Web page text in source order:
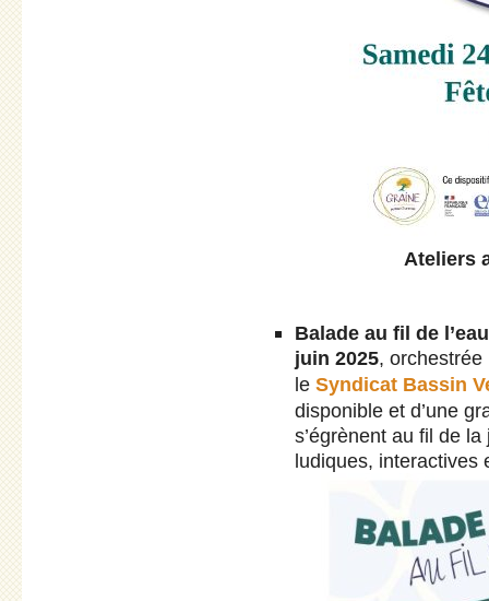
Ateliers
Balade au fil de l’eau
juin 2025,
le Syndicat Bassin
disponible et d’une
s’égrènent au fil de
ludiques, interactives